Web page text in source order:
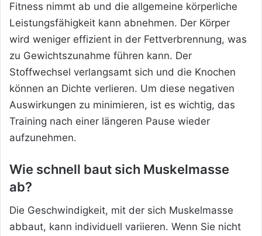
Fitness nimmt ab und die allgemeine körperliche
Leistungsfähigkeit kann abnehmen. Der Körper
wird weniger effizient in der Fettverbrennung, was
zu Gewichtszunahme führen kann. Der
Stoffwechsel verlangsamt sich und die Knochen
können an Dichte verlieren. Um diese negativen
Auswirkungen zu minimieren, ist es wichtig, das
Training nach einer längeren Pause wieder
aufzunehmen.
Wie schnell baut sich Muskelmasse
ab?
Die Geschwindigkeit, mit der sich Muskelmasse
abbaut, kann individuell variieren. Wenn Sie nicht